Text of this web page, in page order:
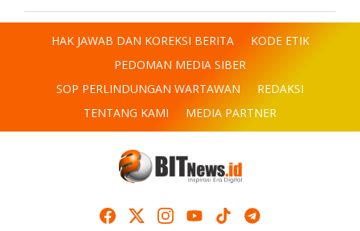
HAK JAWAB DAN KOREKSI BERITA
KODE ETIK
PEDOMAN MEDIA SIBER
SOP PERLINDUNGAN WARTAWAN
REDAKSI
TENTANG KAMI
MEDIA PARTNER